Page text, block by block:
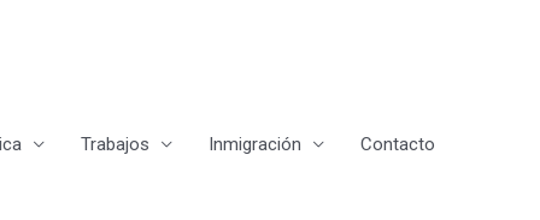
Trabajos Inmigración Contacto